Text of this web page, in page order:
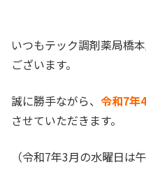
いつもテック調剤薬局橋
ございます。
誠に勝手ながら、 令和7年
させていただきます。
（令和7年3月の水曜日は